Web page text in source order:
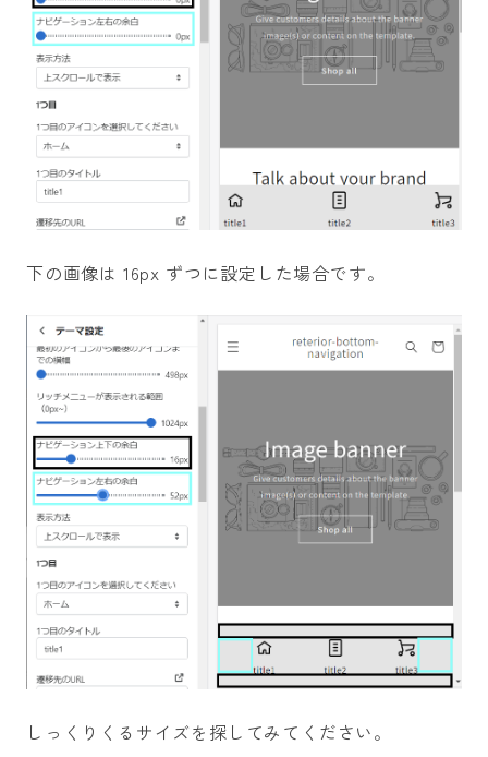
下の画像は 16px ずつに設定した場合です。
しっくりくるサイズを探してみてください。